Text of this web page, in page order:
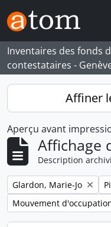
Skip to main content
Inventaires des fonds
contestataires -
Affiner
Aperçu avant
Affichage
Description
Remove filter:
Glardon, Marie-Jo
Remove filter:
Mouvement